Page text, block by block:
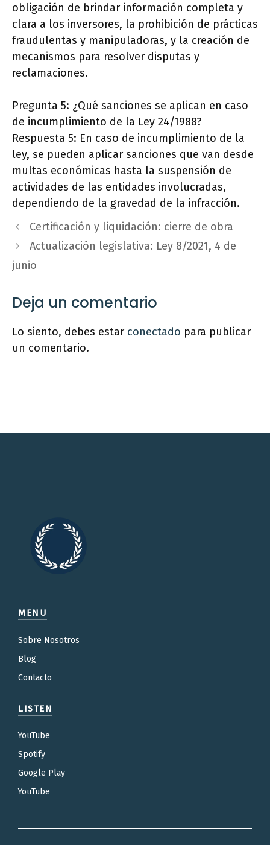
obligación de brindar información completa y
clara a los inversores, la prohibición de prácticas
fraudulentas y manipuladoras, y la creación de
mecanismos para resolver disputas y
reclamaciones.
Pregunta 5: ¿Qué sanciones se aplican en caso
de incumplimiento de la Ley 24/1988?
Respuesta 5: En caso de incumplimiento de la
ley, se pueden aplicar sanciones que van desde
multas económicas hasta la suspensión de
actividades de las entidades involucradas,
dependiendo de la gravedad de la infracción.
Certificación y liquidación: cierre de obra
Actualización legislativa: Ley 8/2021, 4 de
junio
Deja un comentario
Lo siento, debes estar conectado para publicar
un comentario.
MENU
Sobre Nosotros
Blog
Contacto
LISTEN
YouTube
Spotify
Google Play
YouTube